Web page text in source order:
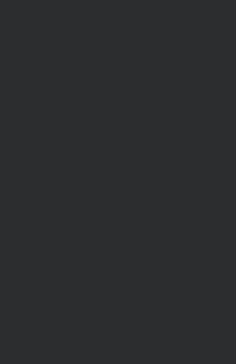
，帶小寶貝初次體驗所以走個親子風～
格偏高，最多可12台同時下場賽車，
能自己開一台，店家服務態度親切，
尾並不會比較快。